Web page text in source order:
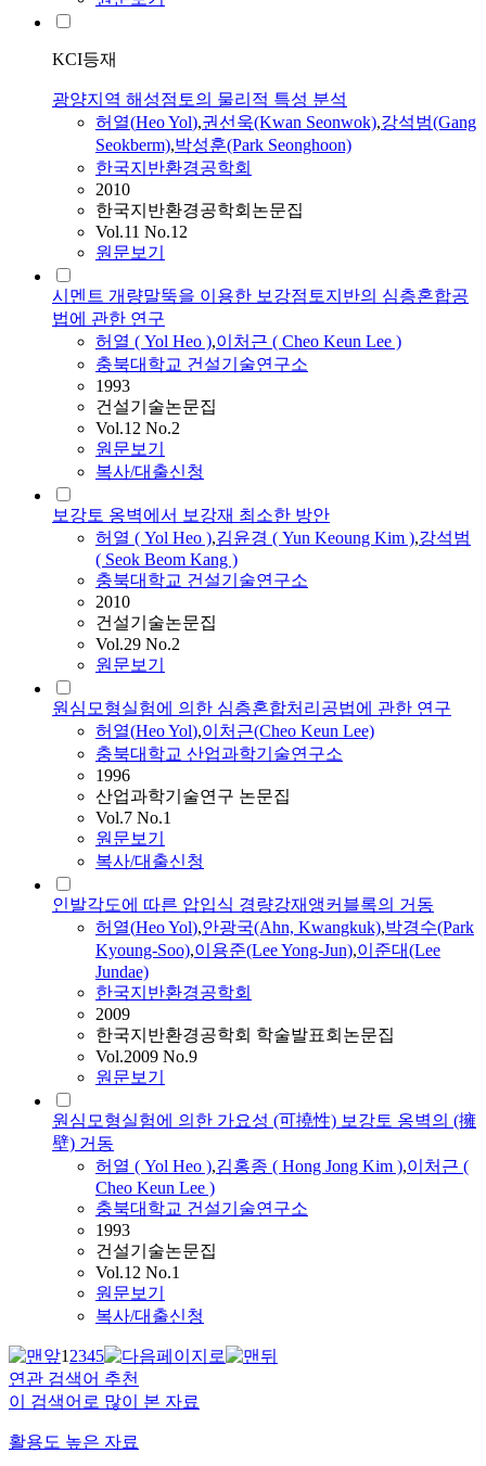
KCI등재
광양지역 해성점토의 물리적 특성 분석
허열(HeoYol),권선욱(Kwan Seonwok),강석범(Gang
Seokberm),박성훈(Park Seonghoon)
한국지반환경공학회
2010
한국지반환경공학회논문집
Vol.11 No.12
원문보기
시멘트 개량말뚝을 이용한 보강점토지반의 심층혼합공
법에 관한 연구
허열 ( Yol Heo ),이처근 ( Cheo Keun Lee )
충북대학교 건설기술연구소
1993
건설기술논문집
Vol.12 No.2
원문보기
복사/대출신청
보강토 옹벽에서 보강재 최소한 방안
허열 ( Yol Heo ),김윤경 ( Yun Keoung Kim ),강석범
( Seok Beom Kang )
충북대학교 건설기술연구소
2010
건설기술논문집
Vol.29 No.2
원문보기
원심모형실험에 의한 심층혼합처리공법에 관한 연구
허열(HeoYol),이처근(Cheo Keun Lee)
충북대학교 산업과학기술연구소
1996
산업과학기술연구 논문집
Vol.7 No.1
원문보기
복사/대출신청
인발각도에 따른 압입식 경량강재앵커블록의 거동
허열(HeoYol),안광국(Ahn, Kwangkuk),박경수(Park
Kyoung-Soo),이용준(Lee Yong-Jun),이준대(Lee
Jundae)
한국지반환경공학회
2009
한국지반환경공학회 학술발표회논문집
Vol.2009 No.9
원문보기
원심모형실험에 의한 가요성 (可撓性) 보강토 옹벽의 (擁
壁) 거동
허열 ( Yol Heo ),김홍종 ( Hong Jong Kim ),이처근 (
Cheo Keun Lee )
충북대학교 건설기술연구소
1993
건설기술논문집
Vol.12 No.1
원문보기
복사/대출신청
12345
연관 검색어 추천
이 검색어로 많이 본 자료
활용도 높은 자료